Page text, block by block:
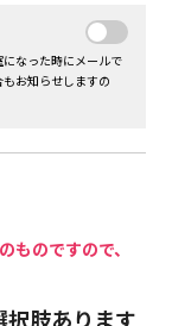
なった時にメールで
お知らせしますの
ものですので、
肢あります